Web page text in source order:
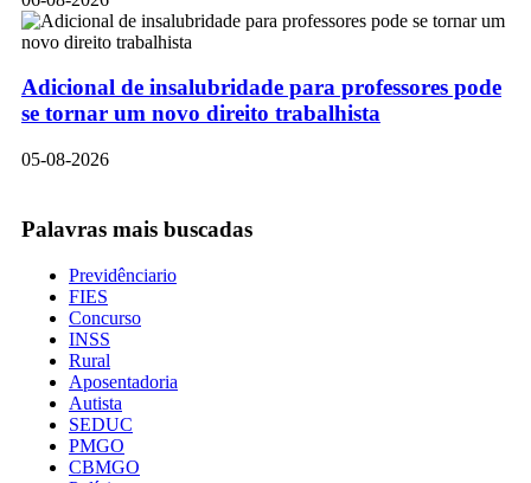
Adicional de insalubridade para professores pode
se tornar um novo direito trabalhista
05-08-2026
Palavras mais buscadas
Previdênciario
FIES
Concurso
INSS
Rural
Aposentadoria
Autista
SEDUC
PMGO
CBMGO